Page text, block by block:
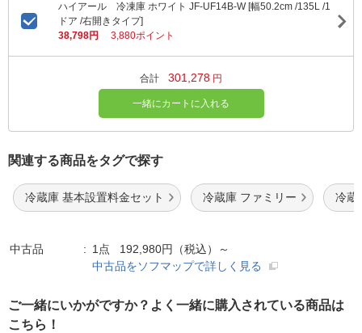
ハイアール 冷凍庫 ホワイト JF-UF14B-W [幅50.2cm /135L /1
ドア /右開きタイプ]
38,798円
3,880ポイント
合計 301,278 円
一緒にカートに入れる
関連する商品をタグで探す
冷蔵庫 基本設置料金セット 冷蔵庫 ファミリー 冷蔵
中古品
1点 192,980円（税込）～
中古品をソフマップで詳しく見る
ご一緒にいかがですか？よく一緒に購入されている商品は
こちら！